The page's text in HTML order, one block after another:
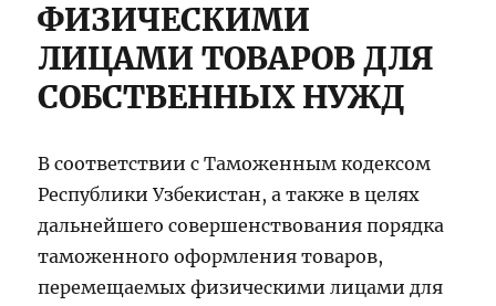
ФИЗИЧЕСКИМИ
ЛИЦАМИ ТОВАРОВ ДЛЯ
СОБСТВЕННЫХ НУЖД
В соответствии с Таможенным кодексом
Республики Узбекистан, а также в целях
дальнейшего совершенствования порядка
таможенного оформления товаров,
перемещаемых физическими лицами для